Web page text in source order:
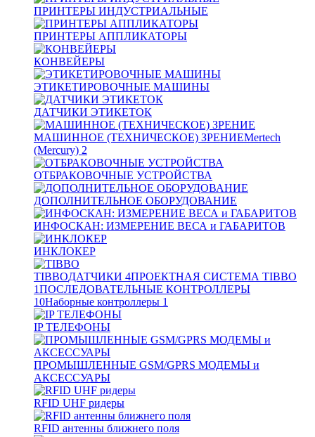
ПРИНТЕРЫ ИНДУСТРИАЛЬНЫЕ
ПРИНТЕРЫ АППЛИКАТОРЫ
КОНВЕЙЕРЫ
ЭТИКЕТИРОВОЧНЫЕ МАШИНЫ
ДАТЧИКИ ЭТИКЕТОК
МАШИННОЕ (ТЕХНИЧЕСКОЕ) ЗРЕНИЕMertech
(Mercury) 2
ОТБРАКОВОЧНЫЕ УСТРОЙСТВА
ДОПОЛНИТЕЛЬНОЕ ОБОРУДОВАНИЕ
ИНФОСКАН: ИЗМЕРЕНИЕ ВЕСА и ГАБАРИТОВ
ИНКЛОКЕР
TIBBOДАТЧИКИ 4ПРОЕКТНАЯ СИСТЕМА TIBBO
1ПОСЛЕДОВАТЕЛЬНЫЕ КОНТРОЛЛЕРЫ
10Наборные контроллеры 1
IP ТЕЛЕФОНЫ
ПРОМЫШЛЕННЫЕ GSM/GPRS МОДЕМЫ и
АКСЕССУАРЫ
RFID UHF ридеры
RFID антенны ближнего поля